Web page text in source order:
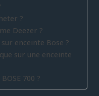
?
Deezer ?
enceinte Bose ?
sur une enceinte
700 ?